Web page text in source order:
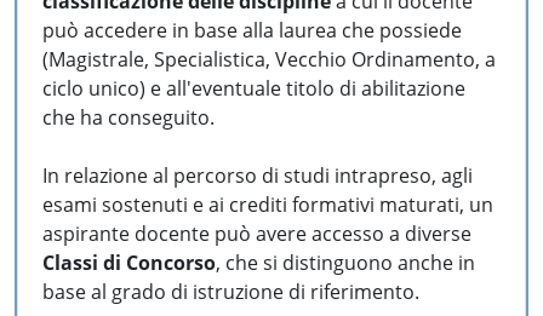
può accedere in base alla laurea che possiede
(Magistrale, Specialistica, Vecchio Ordinamento, a
ciclo unico) e all'eventuale titolo di abilitazione
che ha conseguito.
In relazione al percorso di studi intrapreso, agli
esami sostenuti e ai crediti formativi maturati, un
aspirante docente può avere accesso a diverse
Classi di Concorso, che si distinguono anche in
base al grado di istruzione di riferimento.